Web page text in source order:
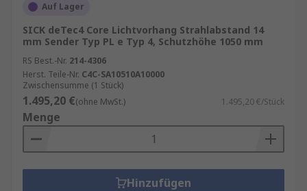
Auf Lager
SICK deTec4 Core Lichtvorhang Strahlabstand 14
mm Sender Typ PL e Typ 4, Schutzhöhe 1050 mm
RS Best.-Nr. 214-4306
Herst. Teile-Nr. C4C-SA10510A10000
Zwischensumme (1 Stück)
1.495,20 €(ohne MwSt.) 1.495,20 €/Stück
Menge
Hinzufügen